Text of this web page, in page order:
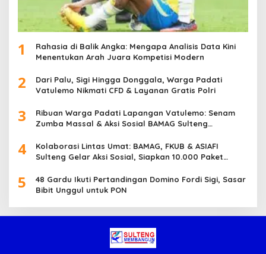
1
Rahasia di Balik Angka: Mengapa Analisis Data Kini
Menentukan Arah Juara Kompetisi Modern
2
Dari Palu, Sigi Hingga Donggala, Warga Padati
Vatulemo Nikmati CFD & Layanan Gratis Polri
3
Ribuan Warga Padati Lapangan Vatulemo: Senam
Zumba Massal & Aksi Sosial BAMAG Sulteng
4
Kolaborasi Lintas Umat: BAMAG, FKUB & ASIAFI
Sulteng Gelar Aksi Sosial, Siapkan 10.000 Paket
5
48 Gardu Ikuti Pertandingan Domino Fordi Sigi, Sasar
Bibit Unggul untuk PON